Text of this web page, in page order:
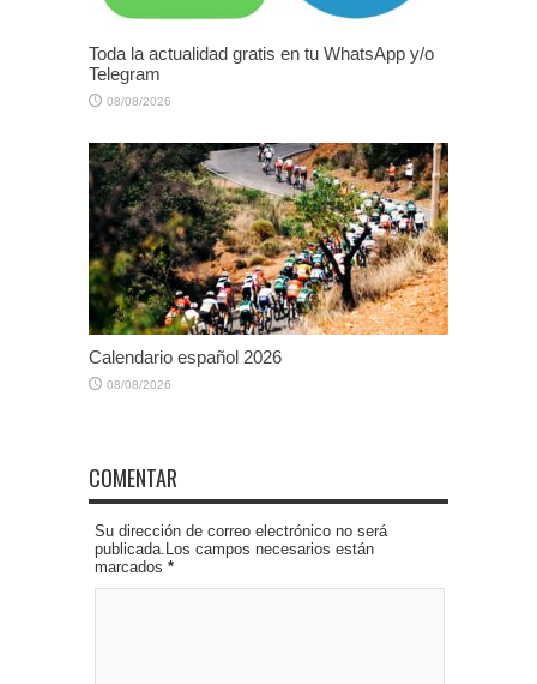
Toda la actualidad gratis en tu WhatsApp y/o
Telegram
08/08/2026
Calendario español 2026
08/08/2026
COMENTAR
Su dirección de correo electrónico no será
publicada.Los campos necesarios están
marcados *